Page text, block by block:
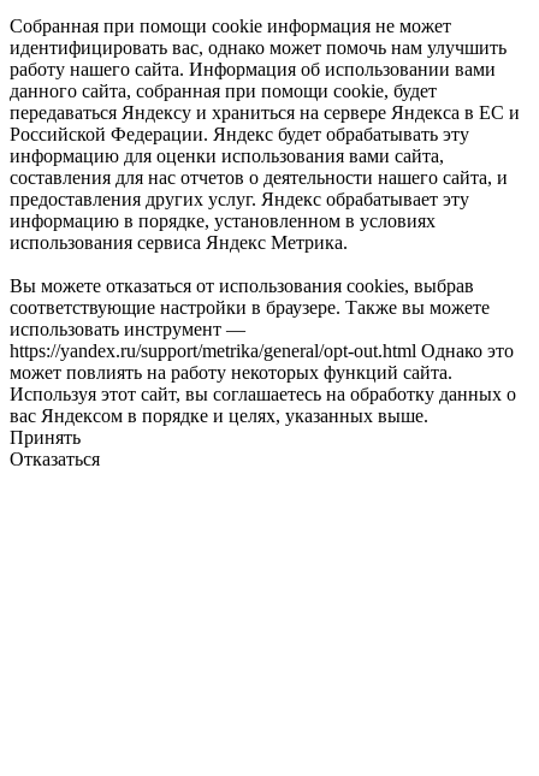
Собранная при помощи cookie информация не может
идентифицировать вас, однако может помочь нам улучшить
работу нашего сайта. Информация об использовании вами
данного сайта, собранная при помощи cookie, будет
передаваться Яндексу и храниться на сервере Яндекса в ЕС и
Российской Федерации. Яндекс будет обрабатывать эту
информацию для оценки использования вами сайта,
составления для нас отчетов о деятельности нашего сайта, и
предоставления других услуг. Яндекс обрабатывает эту
информацию в порядке, установленном в условиях
использования сервиса Яндекс Метрика.
Вы можете отказаться от использования cookies, выбрав
соответствующие настройки в браузере. Также вы можете
использовать инструмент —
https://yandex.ru/support/metrika/general/opt-out.html Однако это
может повлиять на работу некоторых функций сайта.
Используя этот сайт, вы соглашаетесь на обработку данных о
вас Яндексом в порядке и целях, указанных выше.
Принять
Отказаться